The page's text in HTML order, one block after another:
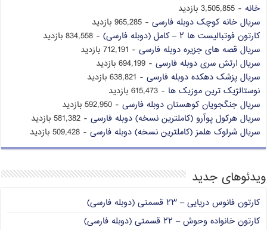
خانه - 3,505,855 بازدید
سریال خانه کوچک دوبله فارسی - 965,285 بازدید
کارتون فوتبالیست ها ۲ – کامل (دوبله فارسی)
- 834,558 بازدید
سریال قصه های جزیره دوبله فارسی - 712,191 بازدید
سریال ارتش سری دوبله فارسی - 694,199 بازدید
سریال پزشک دهکده دوبله فارسی - 638,821 بازدید
نوستالژیک ترین موزیک ها - 615,473 بازدید
سریال جنگجویان کوهستان دوبله فارسی - 592,950 بازدید
سریال هرکول پوآرو (کاملترین نسخه) دوبله فارسی - 581,382 بازدید
سریال شرلوک هلمز (کاملترین نسخه) دوبله فارسی - 509,428 بازدید
ویدئوهای جدید
کارتون فانوس دریایی – ۲۳ قسمتی (دوبله فارسی)
کارتون خانواده وحوش – ۲۲ قسمتی (دوبله فارسی)